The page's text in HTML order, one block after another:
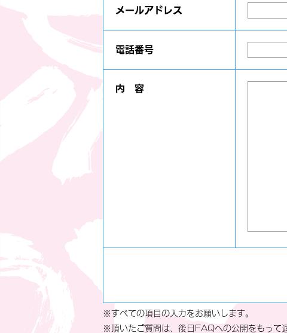
メールアドレス
電話番号
内 容
※すべての項目の入力をお願いします。
※頂いたご質問は、後日FAQへの公開をもって